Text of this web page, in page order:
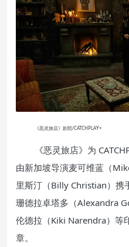
《恶灵旅店》剧照/CATCHPLAY+
《恶灵旅店》为
由新加坡导演麦可维蓝（
里斯汀（Billy Christian）携
珊德拉卓塔多（Alexandra
伦德拉（Kiki Narendra）等
章。